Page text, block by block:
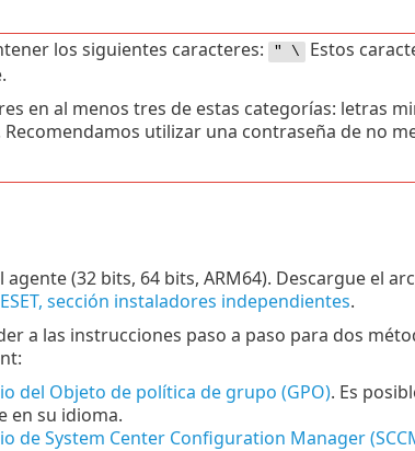
los siguientes caracteres: " \ Estos
en al menos tres de estas categorías: letras
utilizar una contraseña de no
(32 bits, 64 bits, ARM64). Descargue el
sección instaladores independientes.
a las instrucciones paso a paso para dos
del Objeto de política de grupo (GPO). Es
en su idioma.
de System Center Configuration Manager